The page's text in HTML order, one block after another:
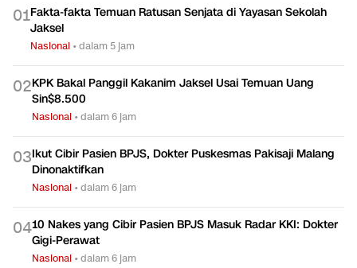
01Fakta-fakta Temuan Ratusan Senjata di Yayasan Sekolah
Jaksel
Nasional •dalam 5 jam
02KPK Bakal Panggil Kakanim Jaksel Usai Temuan Uang
Sin$8.500
Nasional •dalam 6 jam
03Ikut Cibir Pasien BPJS, Dokter Puskesmas Pakisaji Malang
Dinonaktifkan
Nasional •dalam 6 jam
0410 Nakes yang Cibir Pasien BPJS Masuk Radar KKI: Dokter
Gigi-Perawat
Nasional •dalam 6 jam